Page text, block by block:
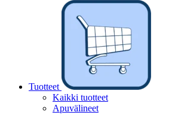
Tuotteet
Kaikki tuotteet
Apuvälineet